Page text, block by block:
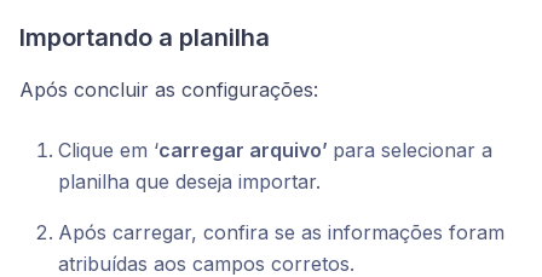
Importando a planilha
Após concluir as configurações:
Clique em ‘carregar arquivo’ para selecionar a
planilha que deseja importar.
Após carregar, confira se as informações foram
atribuídas aos campos corretos.